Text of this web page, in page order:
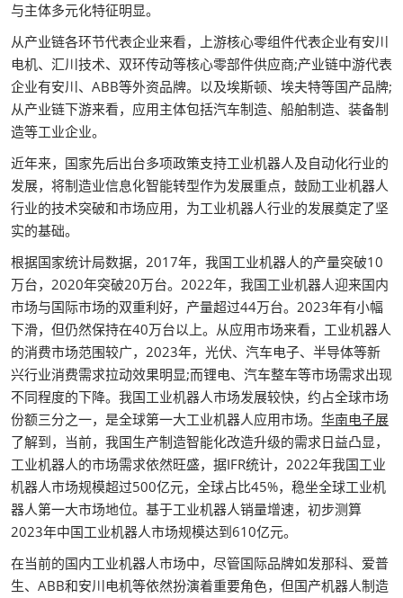
与主体多元化特征明显。
从产业链各环节代表企业来看，上游核心零组件代表企业有安川
电机、汇川技术、双环传动等核心零部件供应商;产业链中游代表
企业有安川、ABB等外资品牌。以及埃斯顿、埃夫特等国产品牌;
从产业链下游来看，应用主体包括汽车制造、船舶制造、装备制
造等工业企业。
近年来，国家先后出台多项政策支持工业机器人及自动化行业的
发展，将制造业信息化智能转型作为发展重点，鼓励工业机器人
行业的技术突破和市场应用，为工业机器人行业的发展奠定了坚
实的基础。
根据国家统计局数据，2017年，我国工业机器人的产量突破10
万台，2020年突破20万台。2022年，我国工业机器人迎来国内
市场与国际市场的双重利好，产量超过44万台。2023年有小幅
下滑，但仍然保持在40万台以上。从应用市场来看，工业机器人
的消费市场范围较广，2023年，光伏、汽车电子、半导体等新
兴行业消费需求拉动效果明显;而锂电、汽车整车等市场需求出现
不同程度的下降。我国工业机器人市场发展较快，约占全球市场
份额三分之一，是全球第一大工业机器人应用市场。 华南电子展
了解到，当前，我国生产制造智能化改造升级的需求日益凸显，
工业机器人的市场需求依然旺盛，据IFR统计，2022年我国工业
机器人市场规模超过500亿元，全球占比45%，稳坐全球工业机
器人第一大市场地位。基于工业机器人销量增速，初步测算
2023年中国工业机器人市场规模达到610亿元。
在当前的国内工业机器人市场中，尽管国际品牌如发那科、爱普
生、ABB和安川电机等依然扮演着重要角色，但国产机器人制造